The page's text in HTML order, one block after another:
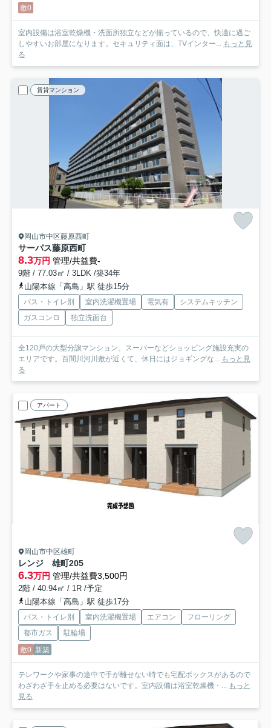
敷0
室内設備は浴室乾燥機・洗面所独立などが揃っているので、快適に過ご
しやすいお部屋になります。セキュリティ面は、TVインター... もっと見
る
賃貸マンション
岡山市中区藤原西町
サーパス藤原西町
8.3万円 管理/共益費-
9階 / 77.03㎡ / 3LDK /築34年
山陽本線「高島」駅 徒歩15分
バス・トイレ別 室内洗濯機置場 電気有
システムキッチン
ガスコンロ
独立洗面台
全120戸の大型分譲マンション。スーパーなどショッピング施設充実の
エリアです。百間川河川敷が近くて、休日にはジョギングな... もっと見
る
アパート
岡山市中区雄町
レンジ 雄町205
6.3万円 管理/共益費3,500円
2階 / 40.94㎡ / 1R /予定
山陽本線「高島」駅 徒歩17分
バス・トイレ別 室内洗濯機置場 エアコン
フローリング
都市ガス
駐輪場
敷0 新築
テレワークや家事の途中で手が離せない時でも宅配ボックスがあるので
わざわざ手を止める必要はないです。室内設備は浴室乾燥機・... もっと
見る